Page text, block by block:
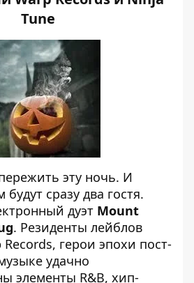
Tune
эту ночь. И
сразу два гостя.
дуэт Mount
. Резиденты лейблов
герои эпохи пост-
удачно
элементы R&B, хип-